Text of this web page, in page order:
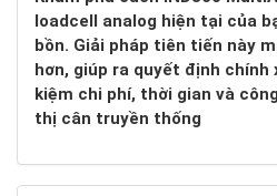
loadcell analog hiện tại của
bồn. Giải pháp tiên tiến này
hơn, giúp ra quyết định
kiệm chi phí, thời gian và
thị cân truyền thống